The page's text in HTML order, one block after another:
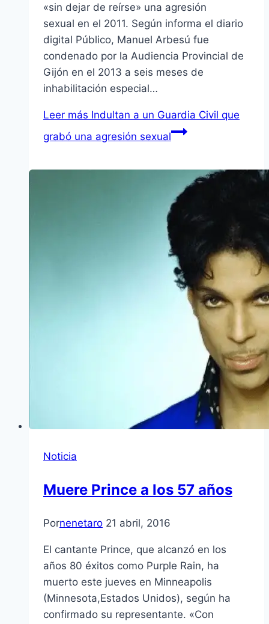
«sin dejar de reírse» una agresión
sexual en el 2011. Según informa el diario
digital Público, Manuel Arbesú fue
condenado por la Audiencia Provincial de
Gijón en el 2013 a seis meses de
inhabilitación especial…
Leer más Indultan a un Guardia Civil que
grabó una agresión sexual
Noticia
Muere Prince a los 57 años
Pornenetaro 21 abril, 2016
El cantante Prince, que alcanzó en los
años 80 éxitos como Purple Rain, ha
muerto este jueves en Minneapolis
(Minnesota,Estados Unidos), según ha
confirmado su representante. «Con